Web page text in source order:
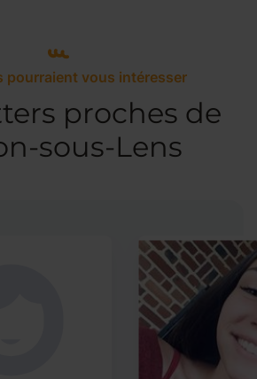
pourraient vous intéresser
proches de
sous-Lens